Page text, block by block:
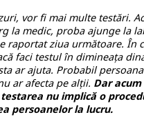
vor fi mai multe testări.
la medic, proba ajunge la
raportat ziua următoare. În
faci testul în dimineața
ar ajuta. Probabil
ar afecta pe alții. Dar
nu implică o
persoanelor la lucru.